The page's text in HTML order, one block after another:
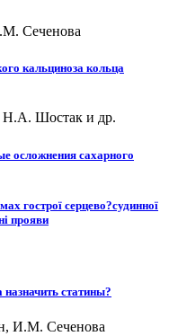
Сеченова
кальциноза кольца
Н.А. Шостак и др.
осложнения сахарного
гострої серцево?судинної
прояви
статины?
И.М. Сеченова